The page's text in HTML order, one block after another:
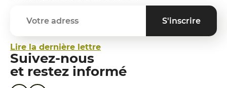
Lire la dernière lettre
Suivez-nous
et restez informé